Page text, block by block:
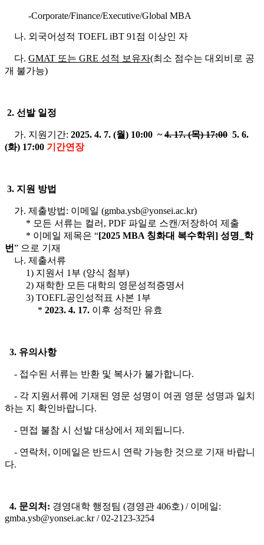
-Corporate/Finance/Executive/Global MBA
나. 외국어성적 TOEFL iBT 91점 이상인 자
다. GMAT 또는 GRE 성적 보유자(최소 점수는 대외비로 공
개 불가능)
2. 선발 일정
가. 지원기간: 2025. 4. 7. (월) 10:00 ~4. 17. (목) 17:00 5. 6.
(화) 17:00 기간연장
3. 지원 방법
가. 제출방법: 이메일 (gmba.ysb@yonsei.ac.kr)
* 모든 서류는 컬러, PDF 파일로 스캔/저장하여 제출
* 이메일 제목은 “[2025 MBA 칭화대 복수학위] 성명_학
번” 으로 기재
나. 제출서류
1) 지원서 1부 (양식 첨부)
2) 재학한 모든 대학의 영문성적증명서
3) TOEFL공인성적표 사본 1부
* 2023. 4. 17. 이후 성적만 유효
3. 유의사항
- 접수된 서류는 반환 및 복사가 불가합니다.
- 각 지원서류에 기재된 영문 성명이 여권 영문 성명과 일치
하는 지 확인바랍니다.
- 면접 불참 시 선발 대상에서 제외됩니다.
- 연락처, 이메일은 반드시 연락 가능한 것으로 기재 바랍니
다.
4. 문의처: 경영대학 행정팀 (경영관 406호) / 이메일:
gmba.ysb@yonsei.ac.kr / 02-2123-3254